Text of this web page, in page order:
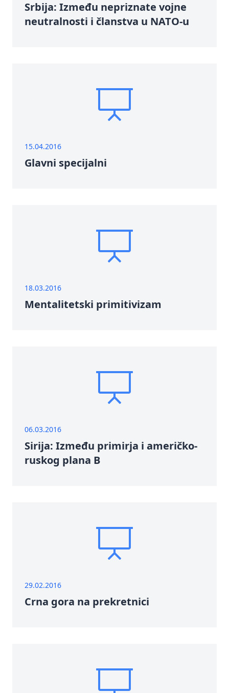
Srbija: Između nepriznate vojne
neutralnosti i članstva u NATO-u
15.04.2016
Glavni specijalni
18.03.2016
Mentalitetski primitivizam
06.03.2016
Sirija: Između primirja i američko-
ruskog plana B
29.02.2016
Crna gora na prekretnici